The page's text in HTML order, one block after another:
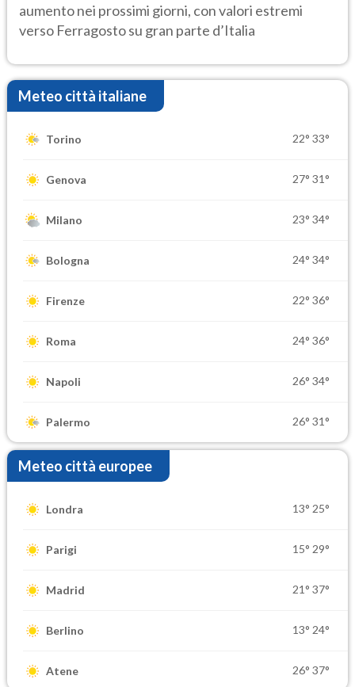
aumento nei prossimi giorni, con valori estremi
verso Ferragosto su gran parte d’Italia
Meteo città italiane
Torino 22° 33°
Genova 27° 31°
Milano 23° 34°
Bologna 24° 34°
Firenze 22° 36°
Roma 24° 36°
Napoli 26° 34°
Palermo 26° 31°
Meteo città europee
Londra 13° 25°
Parigi 15° 29°
Madrid 21° 37°
Berlino 13° 24°
Atene 26° 37°